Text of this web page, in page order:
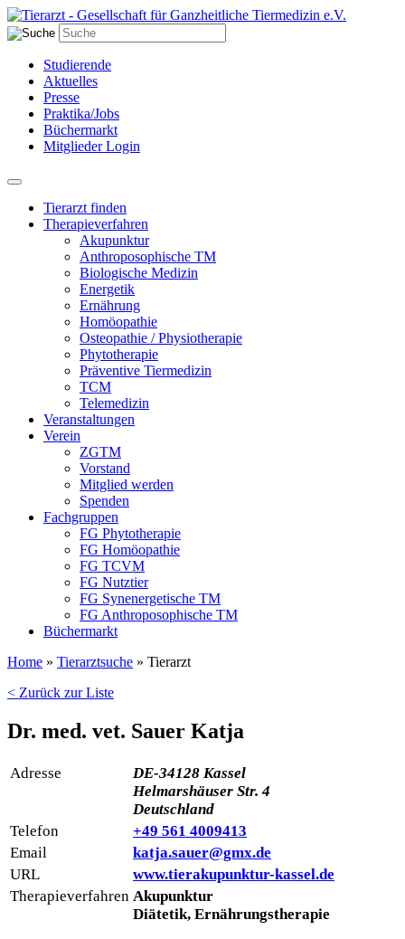
Studierende
Aktuelles
Presse
Praktika/Jobs
Büchermarkt
Mitglieder Login
Tierarzt finden
Therapieverfahren
Akupunktur
Anthroposophische TM
Biologische Medizin
Energetik
Ernährung
Homöopathie
Osteopathie / Physiotherapie
Phytotherapie
Präventive Tiermedizin
TCM
Telemedizin
Veranstaltungen
Verein
ZGTM
Vorstand
Mitglied werden
Spenden
Fachgruppen
FG Phytotherapie
FG Homöopathie
FG TCVM
FG Nutztier
FG Synenergetische TM
FG Anthroposophische TM
Büchermarkt
Home » Tierarztsuche » Tierarzt
< Zurück zur Liste
Dr. med. vet. Sauer Katja
Adresse
DE-34128 Kassel
Helmarshäuser Str. 4
Deutschland
Telefon
+49 561 4009413
Email
katja.sauer@gmx.de
URL
www.tierakupunktur-kassel.de
Therapieverfahren Akupunktur
Diätetik, Ernährungstherapie